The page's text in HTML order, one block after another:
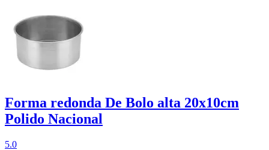
Forma redonda De Bolo alta 20x10cm
Polido Nacional
5.0